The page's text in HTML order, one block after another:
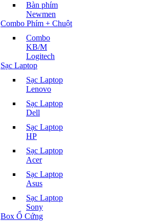
Bàn phím
Newmen
Combo Phím + Chuột
Combo
KB/M
Logitech
Sạc Laptop
Sạc Laptop
Lenovo
Sạc Laptop
Dell
Sạc Laptop
HP
Sạc Laptop
Acer
Sạc Laptop
Asus
Sạc Laptop
Sony
Box Ổ Cứng